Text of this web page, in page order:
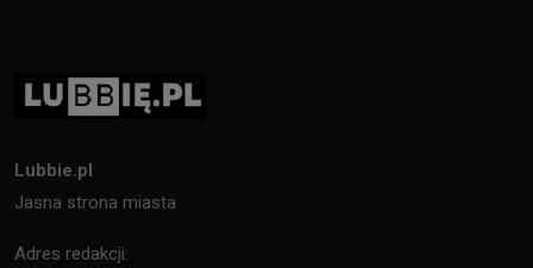
Lubbie.pl
Jasna strona miasta
Adres redakcji: